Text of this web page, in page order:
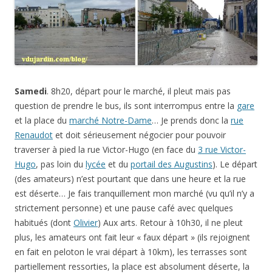
Samedi. 8h20, départ pour le marché, il pleut mais pas
question de prendre le bus, ils sont interrompus entre la gare
et la place du marché Notre-Dame… Je prends donc la rue
Renaudot et doit sérieusement négocier pour pouvoir
traverser à pied la rue Victor-Hugo (en face du 3 rue Victor-
Hugo, pas loin du lycée et du portail des Augustins). Le départ
(des amateurs) n’est pourtant que dans une heure et la rue
est déserte… Je fais tranquillement mon marché (vu qu’il n’y a
strictement personne) et une pause café avec quelques
habitués (dont Olivier) Aux arts. Retour à 10h30, il ne pleut
plus, les amateurs ont fait leur « faux départ » (ils rejoignent
en fait en peloton le vrai départ à 10km), les terrasses sont
partiellement ressorties, la place est absolument déserte, la